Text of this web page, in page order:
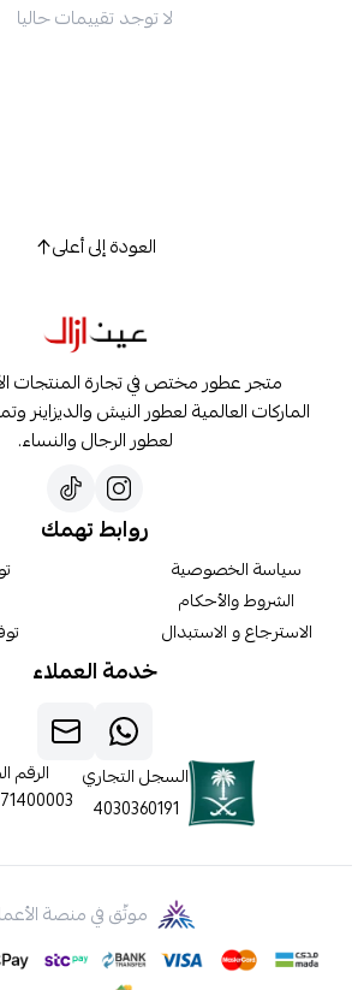
لا توجد تقييمات حاليا
العودة إلى أعلى
متجر عطور مختص في تجارة المنتجات
الماركات العالمية لعطور النيش والديزاينر
لعطور الرجال والنساء.
روابط تهمك
سياسة الخصوصية
الشروط والأحكام
الاسترجاع و الاستبدال
خدمة العملاء
السجل التجاري
4030360191
الرقم
موثّق في منصة